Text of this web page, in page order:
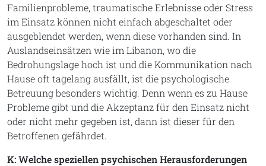
Familienprobleme, traumatische Erlebnisse oder Stress
im Einsatz können nicht einfach abgeschaltet oder
ausgeblendet werden, wenn diese vorhanden sind. In
Auslandseinsätzen wie im Libanon, wo die
Bedrohungslage hoch ist und die Kommunikation nach
Hause oft tagelang ausfällt, ist die psychologische
Betreuung besonders wichtig. Denn wenn es zu Hause
Probleme gibt und die Akzeptanz für den Einsatz nicht
oder nicht mehr gegeben ist, dann ist dieser für den
Betroffenen gefährdet.
K: Welche speziellen psychischen Herausforderungen